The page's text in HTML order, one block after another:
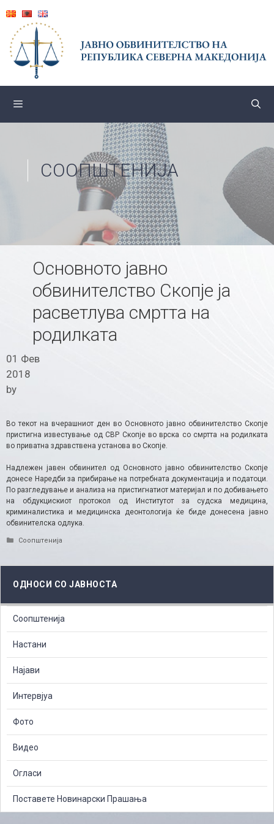
content
СООПШТЕНИЈА
Основното јавно
обвинителство Скопје ја
расветлува смртта на
родилката
01 Фев
2018
by
Во текот на вчерашниот ден во Основното јавно обвинителство Скопје
пристигна известување од СВР Скопје во врска со смртта на родилката
во приватна здравствена установа ­во Скопје.
Надлежен јавен обвинител од Основното јавно обвинителство Скопје
донесе Наредби за прибирање на потребната документација и податоци.
По разгледување и анализа на пристигнатиот материјал и по добивањето
на обдукцискиот протокол од Институтот за судска медицина,
криминалистика и медицинска деонтологија ќе биде донесена јавно
обвинителска одлука.
Categories
Соопштенија
ОДНОСИ СО ЈАВНОСТА
Соопштенија
Настани
Најави
Интервјуа
Фото
Видео
Огласи
Поставете Новинарски Прашања